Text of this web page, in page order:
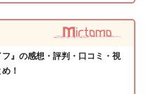
フ』の感想・評判・口コミ・視
！